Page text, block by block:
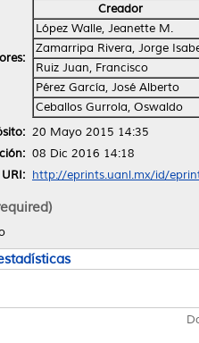
Creador
López Walle, Jeanette M.
Zamarripa Rivera, Jorge
Ruiz Juan, Francisco
Pérez García, José Alberto
Ceballos Gurrola, Oswaldo
20 Mayo 2015 14:35
08 Dic 2016 14:18
URI: http://eprints.uanl.mx/id/